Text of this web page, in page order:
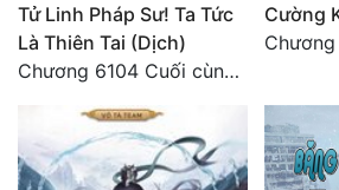
Ngự Thú
Truyện Nam
Truyện Nữ
Vô Địch Lưu
Tử Linh Pháp Sư! Ta Tức
Là Thiên Tai (Dịch)
Chương 6104 Cuối cùng (HẾT)
Cường